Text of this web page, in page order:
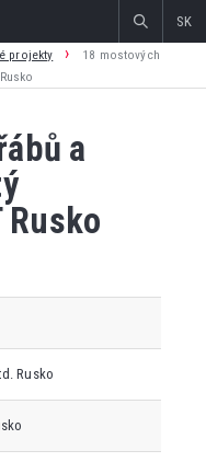
SK
projekty ›
18 mostových
a
Rusko
Rusko